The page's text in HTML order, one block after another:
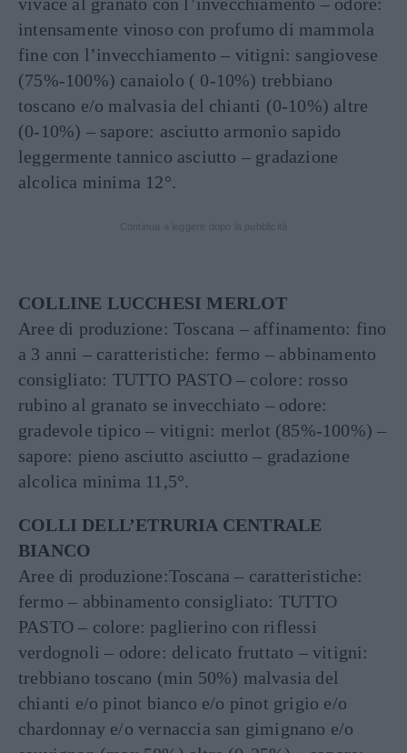
intensamente vinoso con profumo di mammola
fine con l’invecchiamento – vitigni: sangiovese
(75%-100%) canaiolo ( 0-10%) trebbiano
toscano e/o malvasia del chianti (0-10%) altre
(0-10%) – sapore: asciutto armonio sapido
leggermente tannico asciutto – gradazione
alcolica minima 12°.
COLLINE LUCCHESI MERLOT
Aree di produzione: Toscana – affinamento: fino
a 3 anni – caratteristiche: fermo – abbinamento
consigliato: TUTTO PASTO – colore: rosso
rubino al granato se invecchiato – odore:
gradevole tipico – vitigni: merlot (85%-100%) –
sapore: pieno asciutto asciutto – gradazione
alcolica minima 11,5°.
COLLI DELL’ETRURIA CENTRALE
BIANCO
Aree di produzione:Toscana – caratteristiche:
fermo – abbinamento consigliato: TUTTO
PASTO – colore: paglierino con riflessi
verdognoli – odore: delicato fruttato – vitigni:
trebbiano toscano (min 50%) malvasia del
chianti e/o pinot bianco e/o pinot grigio e/o
chardonnay e/o vernaccia san gimignano e/o